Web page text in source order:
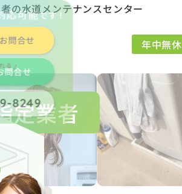
の水道メンテナンスセンター
年中無休
定業者
応可能です！
問合せ
る
問合せ
8249